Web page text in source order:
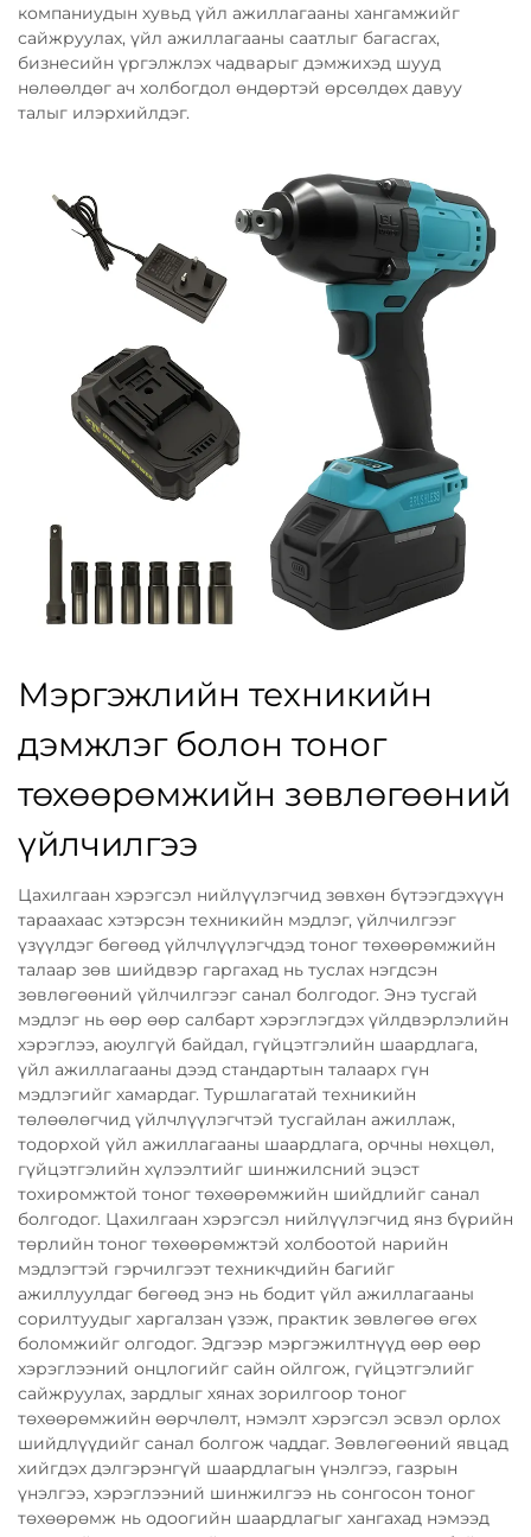
компаниудын хувьд үйл ажиллагааны хангамжийг
сайжруулах, үйл ажиллагааны саатлыг багасгах,
бизнесийн үргэлжлэх чадварыг дэмжихэд шууд
нөлөөлдөг ач холбогдол өндөртэй өрсөлдөх давуу
талыг илэрхийлдэг.
Мэргэжлийн техникийн
дэмжлэг болон тоног
төхөөрөмжийн зөвлөгөөний
үйлчилгээ
Цахилгаан хэрэгсэл нийлүүлэгчид зөвхөн бүтээгдэхүүн
тараахаас хэтэрсэн техникийн мэдлэг, үйлчилгээг
үзүүлдэг бөгөөд үйлчлүүлэгчдэд тоног төхөөрөмжийн
талаар зөв шийдвэр гаргахад нь туслах нэгдсэн
зөвлөгөөний үйлчилгээг санал болгодог. Энэ тусгай
мэдлэг нь өөр өөр салбарт хэрэглэгдэх үйлдвэрлэлийн
хэрэглээ, аюулгүй байдал, гүйцэтгэлийн шаардлага,
үйл ажиллагааны дээд стандартын талаарх гүн
мэдлэгийг хамардаг. Туршлагатай техникийн
төлөөлөгчид үйлчлүүлэгчтэй тусгайлан ажиллаж,
тодорхой үйл ажиллагааны шаардлага, орчны нөхцөл,
гүйцэтгэлийн хүлээлтийг шинжилсний эцэст
тохиромжтой тоног төхөөрөмжийн шийдлийг санал
болгодог. Цахилгаан хэрэгсэл нийлүүлэгчид янз бүрийн
төрлийн тоног төхөөрөмжтэй холбоотой нарийн
мэдлэгтэй гэрчилгээт техникчдийн багийг
ажиллуулдаг бөгөөд энэ нь бодит үйл ажиллагааны
сорилтуудыг харгалзан үзэж, практик зөвлөгөө өгөх
боломжийг олгодог. Эдгээр мэргэжилтнүүд өөр өөр
хэрэглээний онцлогийг сайн ойлгож, гүйцэтгэлийг
сайжруулах, зардлыг хянах зорилгоор тоног
төхөөрөмжийн өөрчлөлт, нэмэлт хэрэгсэл эсвэл орлох
шийдлүүдийг санал болгож чаддаг. Зөвлөгөөний явцад
хийгдэх дэлгэрэнгүй шаардлагын үнэлгээ, газрын
үнэлгээ, хэрэглээний шинжилгээ нь сонгосон тоног
төхөөрөмж нь одоогийн шаардлагыг хангахад нэмээд